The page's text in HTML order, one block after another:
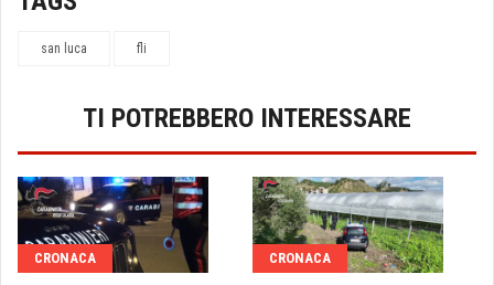
san luca fli
TI POTREBBERO INTERESSARE
CRONACA CRONACA